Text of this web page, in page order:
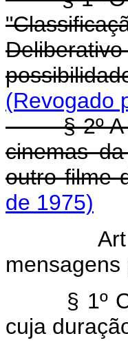
(Revogado
§ 2º A
cinemas
outro filme
de 1975)
§ 1º
cuja